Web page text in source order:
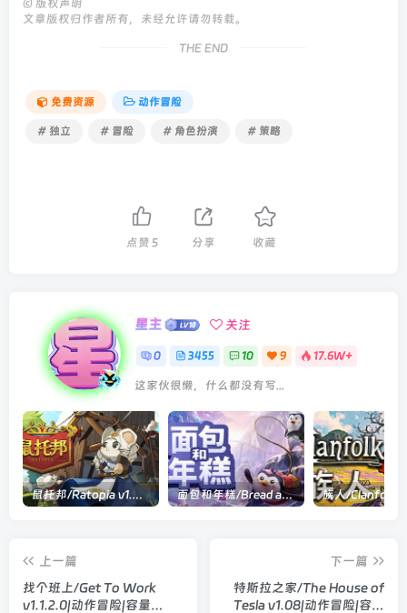
© 版权声明
文章版权归作者所有，未经允许请勿转载。
THE END
免费资源 动作冒险
# 独立 # 冒险 # 角色扮演 # 策略
点赞 5 分享 收藏
星主 关注
0 3455 10 9 17.6W+
这家伙很懒，什么都没有写...
鼠托邦/Ratopia v1.0.0530|策略模拟|容量2.9GB|官方中文版 面包和年糕/Bread and Fred Build.21411256|动作冒险|容量1.1GB|官方中文版
上一篇
找个班上/Get To Work
v1.1.2.0|动作冒险|容量
下一篇
特斯拉之家/The House of
Tesla v1.08|动作冒险|容量